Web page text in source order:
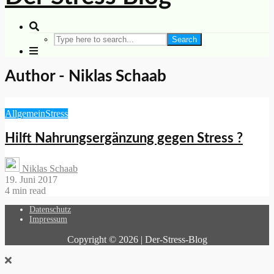
Search
Author - Niklas Schaab
AllgemeinStress
Hilft Nahrungsergänzung gegen Stress ?
Niklas Schaab
19. Juni 2017
4 min read
Datenschutz
Impressum
Copyright © 2026 | Der-Stress-Blog